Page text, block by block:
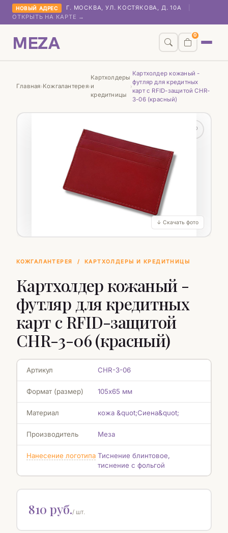
НОВЫЙ АДРЕС Г. МОСКВА, УЛ. КОСТЯКОВА, Д. 10А
ОТКРЫТЬ НА КАРТЕ →
MEZA 0
Главная›Кожгалантерея›
Картхолдеры
и
кредитницы
›
Картхолдер кожаный -
футляр для кредитных
карт с RFID-защитой CHR-
3-06 (красный)
♡
↓ Скачать фото
КОЖГАЛАНТЕРЕЯ / КАРТХОЛДЕРЫ И КРЕДИТНИЦЫ
Картхолдер кожаный -
футляр для кредитных
карт с RFID-защитой
CHR-3-06 (красный)
Артикул CHR-3-06
Формат (размер) 105х65 мм
Материал кожа &quot;Сиена&quot;
Производитель Меза
Нанесение логотипа Тиснение блинтовое,
тиснение с фольгой
810 руб./ шт.